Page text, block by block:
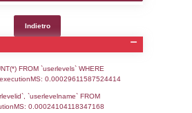
A CUI è SOGGETTO LO
TERRITORIO